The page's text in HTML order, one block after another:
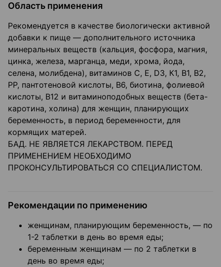
Область применения
Рекомендуется в качестве биологически активной
добавки к пище — дополнительного источника
минеральных веществ (кальция, фосфора, магния,
цинка, железа, марганца, меди, хрома, йода,
селена, молибдена), витаминов С, Е, D3, К1, В1, В2,
РР, пантотеновой кислоты, В6, биотина, фолиевой
кислоты, В12 и витаминоподобных веществ (бета-
каротина, холина) для женщин, планирующих
беременность, в период беременности, для
кормящих матерей.
БАД. НЕ ЯВЛЯЕТСЯ ЛЕКАРСТВОМ. ПЕРЕД
ПРИМЕНЕНИЕМ НЕОБХОДИМО
ПРОКОНСУЛЬТИРОВАТЬСЯ СО СПЕЦИАЛИСТОМ.
Рекомендации по применению
женщинам, планирующим беременность, — по
1-2 таблетки в день во время еды;
беременным женщинам — по 2 таблетки в
день во время еды;